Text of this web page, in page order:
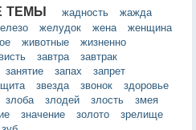
ТЕМЫ жадность
жажда
желудок жена
женщина
животные
жизненно
завтра
завтрак
занятие запах
запрет
звезда звонок
здоровье
злоба злодей злость
змея
значение золото
зрелище